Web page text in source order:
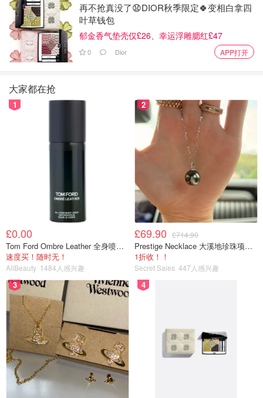
📧您的电子邮件程序已加载图像。 垃圾邮件发送者用一种
真正聪明的方式来验证您的地址，方法是包括一个跟踪图
像，该图像会自动为大多数用户加载。 一旦您的电子邮件
程序加载了图像，垃圾邮件发送者就会通过其跟踪系统收到
通知，并且您已列入列表（大多数电子邮件程序都有阻止图
像的设置，直到您说要下载它们为止）。
再不抢真没了😧DIOR秋季限定🍀变相白拿四
叶草钱包
郁金香气垫壳仅£26、幸运浮雕腮红£47
0 Dior APP打开
大家都在抢
1
£0.00
Tom Ford Ombre Leather 全身喷雾 150ml
速度买！随时无！
AllBeauty 1484人感兴趣
2
£69.90 £714.90
Prestige Necklace 大溪地珍珠项链 10-11mm
1折收！！
Secret Sales 447人感兴趣
3 4